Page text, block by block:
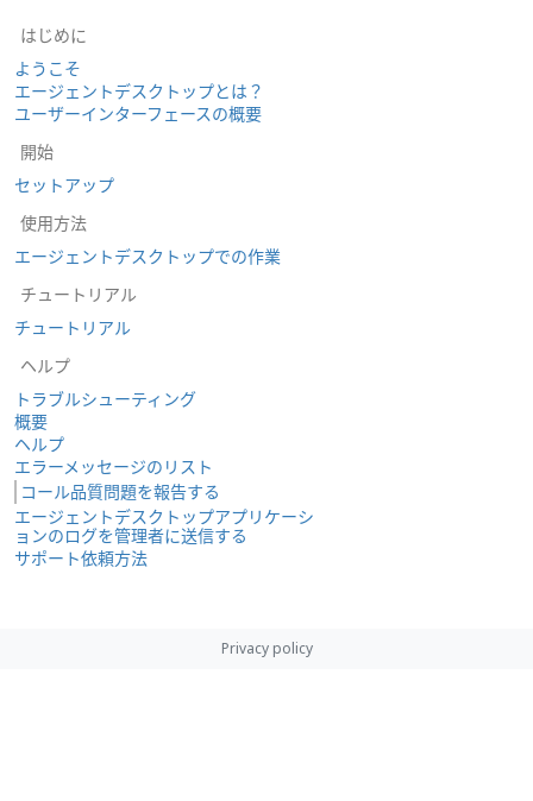
はじめに
ようこそ
エージェントデスクトップとは？
ユーザーインターフェースの概要
開始
セットアップ
使用方法
エージェントデスクトップでの作業
チュートリアル
チュートリアル
ヘルプ
トラブルシューティング
概要
ヘルプ
エラーメッセージのリスト
コール品質問題を報告する
エージェントデスクトップアプリケーシ
ョンのログを管理者に送信する
サポート依頼方法
Privacy policy